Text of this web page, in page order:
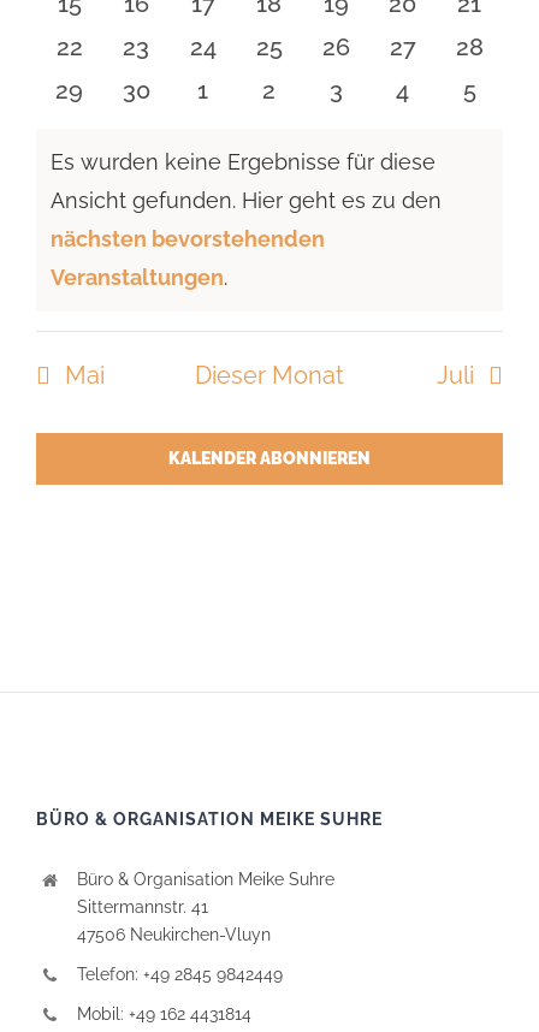
Veranstaltungen
Veranstaltungen
Veranstaltungen
Veranstaltungen
Veranstaltungen
0
Veranstaltungen
22
0
Veranstaltungen
23
0
Veranstaltungen
24
0
Veranstaltungen
25
0
Veranstaltungen
26
0
27
0
28
0
29
0
30
0
1
0
2
0
3
0
4
0
5
Hinweis
Es wurden keine Ergebnisse für diese
Ansicht gefunden. Hier geht es zu den
nächsten bevorstehenden
Veranstaltungen.
Mai Dieser Monat Juli
KALENDER ABONNIEREN
BÜRO & ORGANISATION MEIKE SUHRE
Büro & Organisation Meike Suhre
Sittermannstr. 41
47506 Neukirchen-Vluyn
Telefon: +49 2845 9842449
Mobil: +49 162 4431814